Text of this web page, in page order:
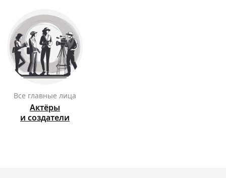
Все главные лица
Актёры
и создатели